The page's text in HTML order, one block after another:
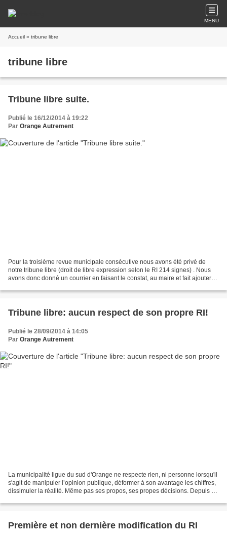
MENU
Accueil » tribune libre
tribune libre
Tribune libre suite.
Publié le 16/12/2014 à 19:22
Par Orange Autrement
Pour la troisième revue municipale consécutive nous avons été privé de
notre tribune libre (droit de libre expression selon le RI 214 signes) . Nous
avons donc donné un courrier en faisant le constat, au maire et fait ajouter
Tribune libre: aucun respect de son propre RI!
Publié le 28/09/2014 à 14:05
Par Orange Autrement
La municipalité ligue du sud d'Orange ne respecte rien, ni personne lorsqu'il
s'agit de manipuler l’opinion publique, déformer à son avantage les chiffres,
dissimuler la réalité. Même pas ses propos, ses propes décisions. Depuis de
Première et non dernière modification du RI